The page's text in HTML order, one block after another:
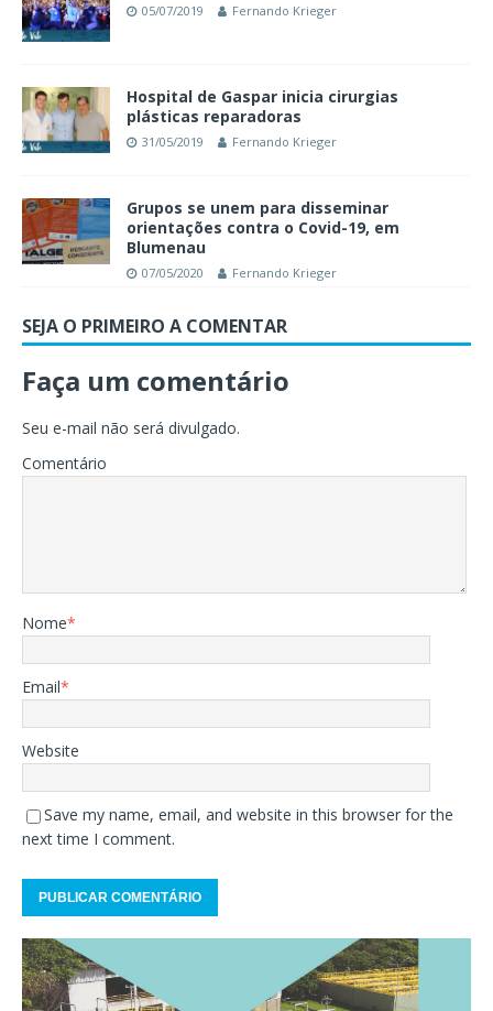
05/07/2019 Fernando Krieger
Hospital de Gaspar inicia cirurgias
plásticas reparadoras
31/05/2019 Fernando Krieger
Grupos se unem para disseminar
orientações contra o Covid-19, em
Blumenau
07/05/2020 Fernando Krieger
SEJA O PRIMEIRO A COMENTAR
Faça um comentário
Seu e-mail não será divulgado.
Comentário
Nome*
Email*
Website
Save my name, email, and website in this browser for the
next time I comment.